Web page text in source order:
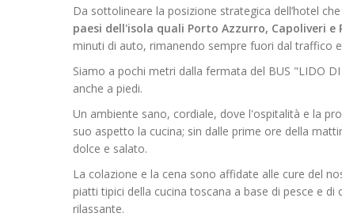
Da sottolineare la posizione strategica dell’hotel
paesi dell'isola quali Porto Azzurro, Capoliveri
minuti di auto, rimanendo sempre fuori dal traffico
Siamo a pochi metri dalla fermata del BUS "LIDO
anche a piedi.
Un ambiente sano, cordiale, dove l'ospitalità e la
suo aspetto la cucina; sin dalle prime ore della
dolce e salato.
La colazione e la cena sono affidate alle cure del
piatti tipici della cucina toscana a base di pesce e
rilassante.